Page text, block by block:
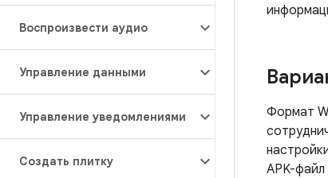
Воспроизвести аудио
Управление данными
Управление уведомлениями
Создать плитку
Формат
APK-